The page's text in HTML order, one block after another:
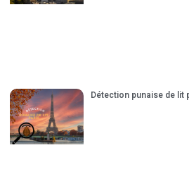
Détection punaise de lit